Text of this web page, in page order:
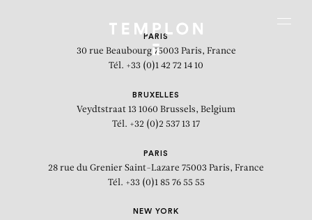
PARIS
30 rue Beaubourg 75003 Paris, France
Tél. +33 (0)1 42 72 14 10
BRUXELLES
Veydtstraat 13 1060 Brussels, Belgium
Tél. +32 (0)2 537 13 17
PARIS
28 rue du Grenier Saint-Lazare 75003 Paris, France
Tél. +33 (0)1 85 76 55 55
NEW YORK